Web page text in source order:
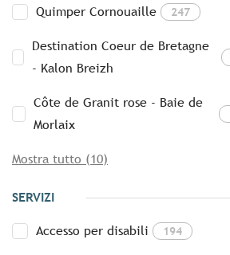
Quimper Cornouaille 247
Destination Coeur de Bretagne
- Kalon Breizh
Côte de Granit rose - Baie de
Morlaix
Mostra tutto (10)
SERVIZI
Accesso per disabili 194